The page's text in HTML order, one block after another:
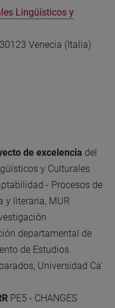
Lingüísticos y
Venecia (Italia)
de excelencia del
y Culturales
- Procesos de
y literaria, MUR
departamental de
de Estudios
Universidad Ca'
PE5 - CHANGES